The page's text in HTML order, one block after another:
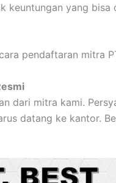
keuntungan yang bisa
pendaftaran mitra
dari mitra kami.
datang ke kantor.